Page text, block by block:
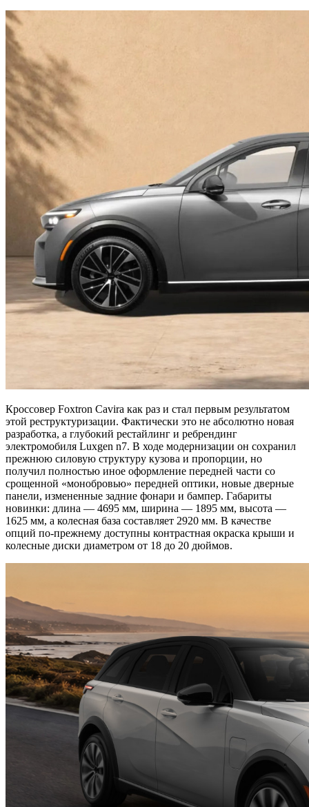
Кроссовер Foxtron Cavira как раз и стал первым результатом
этой реструктуризации. Фактически это не абсолютно новая
разработка, а глубокий рестайлинг и ребрендинг
электромобиля Luxgen n7. В ходе модернизации он сохранил
прежнюю силовую структуру кузова и пропорции, но
получил полностью иное оформление передней части со
срощенной «монобровью» передней оптики, новые дверные
панели, измененные задние фонари и бампер. Габариты
новинки: длина — 4695 мм, ширина — 1895 мм, высота —
1625 мм, а колесная база составляет 2920 мм. В качестве
опций по-прежнему доступны контрастная окраска крыши и
колесные диски диаметром от 18 до 20 дюймов.